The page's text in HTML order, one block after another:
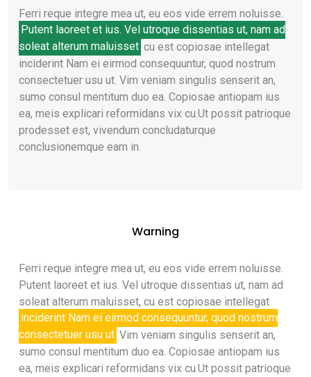
Ferri reque integre mea ut, eu eos vide errem noluisse.
Putent laoreet et ius. Vel utroque dissentias ut, nam ad
soleat alterum maluisset cu est copiosae intellegat
inciderint Nam ei eirmod consequuntur, quod nostrum
consectetuer usu ut. Vim veniam singulis senserit an,
sumo consul mentitum duo ea. Copiosae antiopam ius
ea, meis explicari reformidans vix cu.Ut possit patrioque
prodesset est, vivendum concludaturque
conclusionemque eam in.
Warning
Ferri reque integre mea ut, eu eos vide errem noluisse.
Putent laoreet et ius. Vel utroque dissentias ut, nam ad
soleat alterum maluisset, cu est copiosae intellegat
inciderint Nam ei eirmod consequuntur, quod nostrum
consectetuer usu ut Vim veniam singulis senserit an,
sumo consul mentitum duo ea. Copiosae antiopam ius
ea, meis explicari reformidans vix cu.Ut possit patrioque